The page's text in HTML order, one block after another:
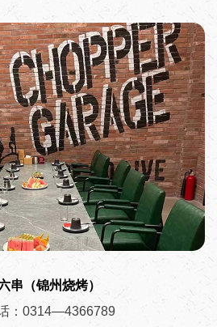
串（锦州烧烤）
：0314—4366789